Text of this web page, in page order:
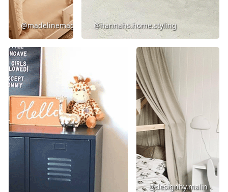
@madelinemagdalena@hannahs.home.styling
@designby.malin